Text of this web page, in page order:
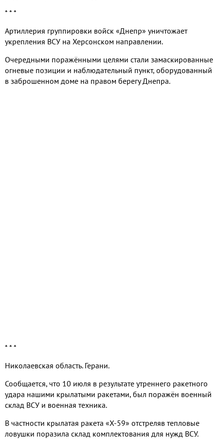
* * *
Артиллерия группировки войск «Днепр» уничтожает
укрепления ВСУ на Херсонском направлении.
Очередными поражёнными целями стали замаскированные
огневые позиции и наблюдательный пункт, оборудованный
в заброшенном доме на правом берегу Днепра.
* * *
Николаевская область. Герани.
Сообщается, что 10 июля в результате утреннего ракетного
удара нашими крылатыми ракетами, был поражён военный
склад ВСУ и военная техника.
В частности крылатая ракета «Х-59» отстреляв тепловые
ловушки поразила склад комплектования для нужд ВСУ.